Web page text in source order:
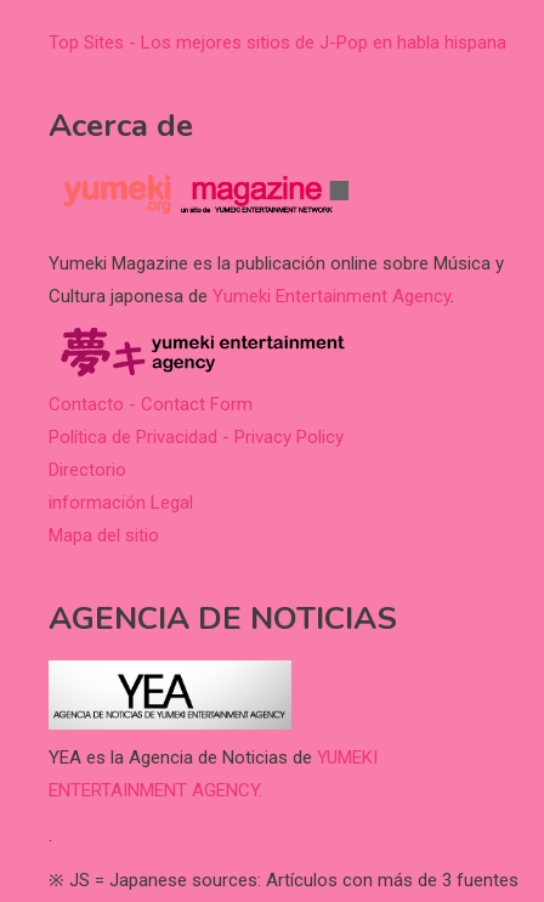
Top Sites - Los mejores sitios de J-Pop en habla hispana
Acerca de
Yumeki Magazine es la publicación online sobre Música y
Cultura japonesa de Yumeki Entertainment Agency.
Contacto - Contact Form
Política de Privacidad - Privacy Policy
Directorio
información Legal
Mapa del sitio
AGENCIA DE NOTICIAS
YEA es la Agencia de Noticias de YUMEKI
ENTERTAINMENT AGENCY.
.
※ JS = Japanese sources: Artículos con más de 3 fuentes